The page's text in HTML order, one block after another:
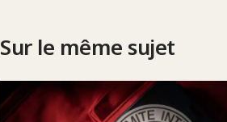
Sur le même sujet